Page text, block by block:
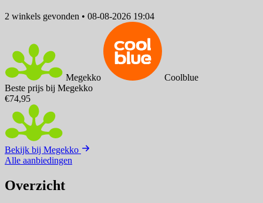
2 winkels gevonden • 08-08-2026 19:04
Megekko
Coolblue
Beste prijs bij Megekko
€74,95
Bekijk bij Megekko
Alle aanbiedingen
Overzicht